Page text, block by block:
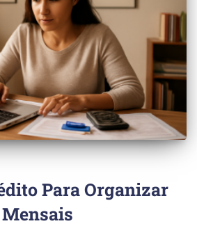
Para Organizar